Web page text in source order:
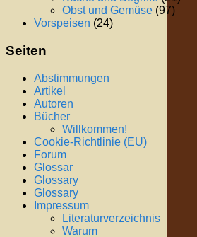
Obst und Gemüse (97)
Vorspeisen (24)
Seiten
Abstimmungen
Artikel
Autoren
Bücher
Willkommen!
Cookie-Richtlinie (EU)
Forum
Glossar
Glossary
Glossary
Impressum
Literaturverzeichnis
Warum